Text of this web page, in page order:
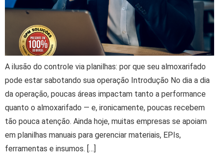
A ilusão do controle via planilhas: por que seu almoxarifado
pode estar sabotando sua operação Introdução No dia a dia
da operação, poucas áreas impactam tanto a performance
quanto o almoxarifado — e, ironicamente, poucas recebem
tão pouca atenção. Ainda hoje, muitas empresas se apoiam
em planilhas manuais para gerenciar materiais, EPIs,
ferramentas e insumos. […]